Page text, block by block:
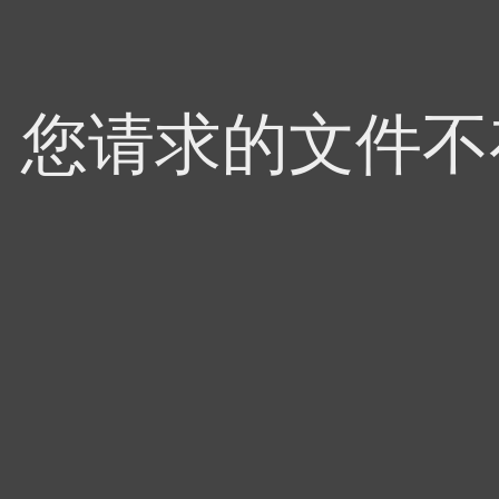
您请求的文件